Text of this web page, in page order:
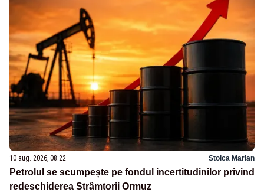
10 aug. 2026, 08:22 Stoica Marian
Petrolul se scumpește pe fondul incertitudinilor privind
redeschiderea Strâmtorii Ormuz